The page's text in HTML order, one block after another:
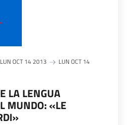
LUN OCT 14 2013
LUN OCT 14
LA LENGUA
MUNDO: «LE